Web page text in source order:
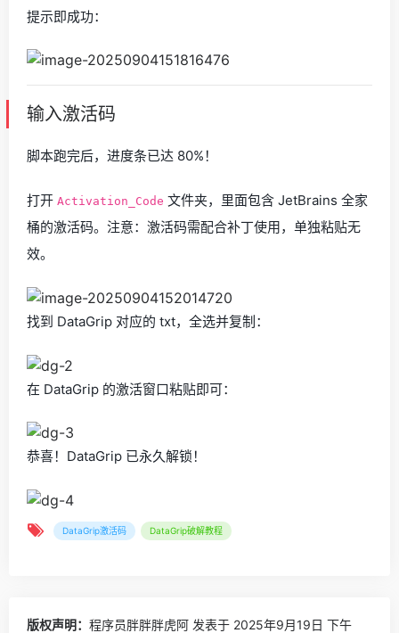
提示即成功：
输入激活码
脚本跑完后，进度条已达 80%！
打开 Activation_Code 文件夹，里面包含 JetBrains 全家
桶的激活码。注意：激活码需配合补丁使用，单独粘贴无
效。
找到 DataGrip 对应的 txt，全选并复制：
在 DataGrip 的激活窗口粘贴即可：
恭喜！DataGrip 已永久解锁！
DataGrip激活码 DataGrip破解教程
版权声明： 程序员胖胖胖虎阿 发表于 2025年9月19日 下午